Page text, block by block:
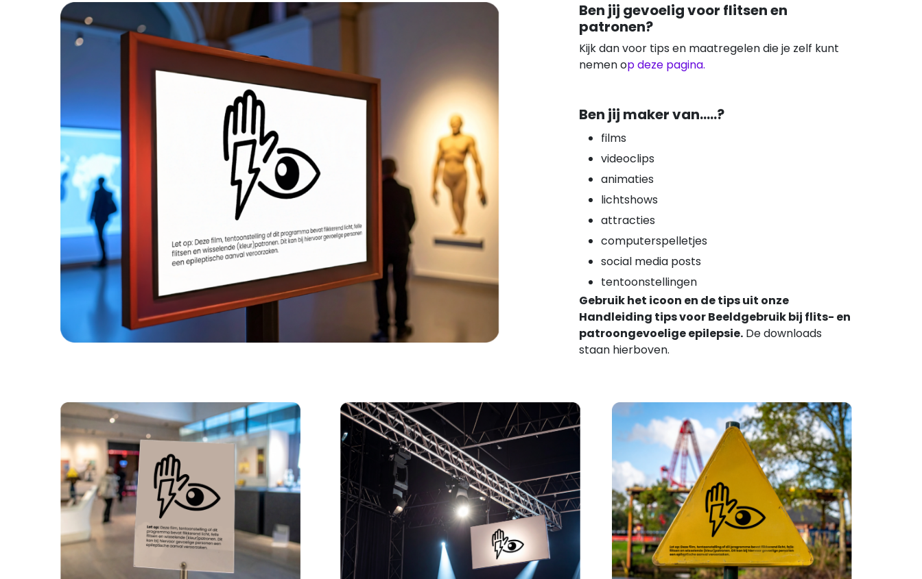
Ben jij gevoelig voor flitsen en
patronen?
Kijk dan voor tips en maatregelen die je zelf kunt
nemen op deze pagina.
Ben jij maker van.....?
films
videoclips
animaties
lichtshows
attracties
computerspelletjes
social media posts
tentoonstellingen
Gebruik het icoon en de tips uit onze
Handleiding tips voor Beeldgebruik bij flits- en
patroongevoelige epilepsie. De downloads
staan hierboven.